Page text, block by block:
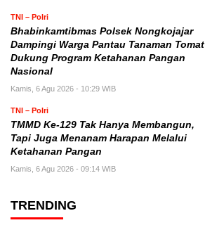
TNI – Polri
Bhabinkamtibmas Polsek Nongkojajar
Dampingi Warga Pantau Tanaman Tomat
Dukung Program Ketahanan Pangan
Nasional
Kamis, 6 Agu 2026 - 10:29 WIB
TNI – Polri
TMMD Ke-129 Tak Hanya Membangun,
Tapi Juga Menanam Harapan Melalui
Ketahanan Pangan
Kamis, 6 Agu 2026 - 09:14 WIB
TRENDING